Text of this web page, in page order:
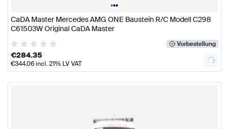
•••
CaDA Master Mercedes AMG ONE Baustein R/C Modell C298
C61503W Original CaDA Master
Vorbestellung
€284.35
€344.06incl. 21% LV VAT